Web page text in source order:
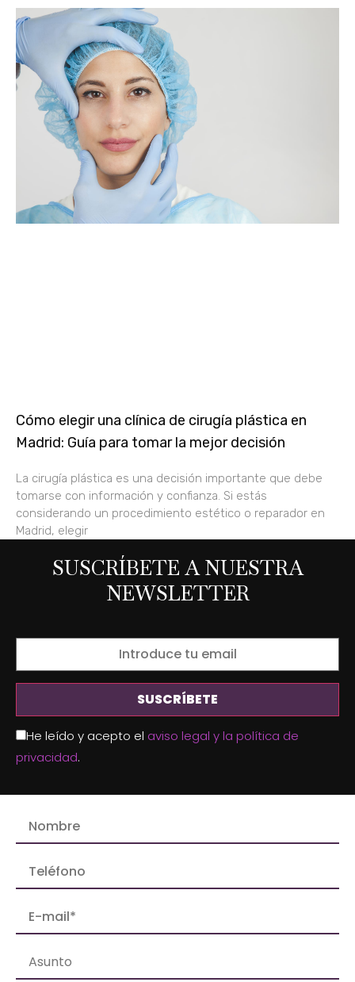
Cómo elegir una clínica de cirugía plástica en
Madrid: Guía para tomar la mejor decisión
La cirugía plástica es una decisión importante que debe
tomarse con información y confianza. Si estás
considerando un procedimiento estético o reparador en
Madrid, elegir
SUSCRÍBETE A NUESTRA
NEWSLETTER
He leído y acepto el aviso legal y la política de
privacidad.